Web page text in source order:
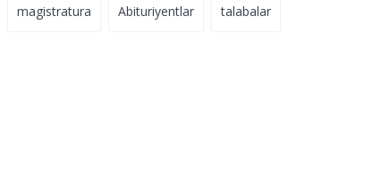
magistratura Abituriyentlar talabalar